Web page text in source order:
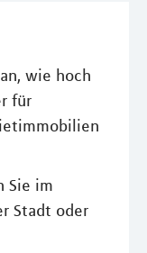
wie hoch
für
Sie im
Stadt oder